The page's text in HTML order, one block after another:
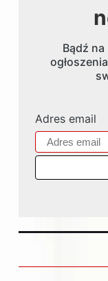
Bądź
Adres email